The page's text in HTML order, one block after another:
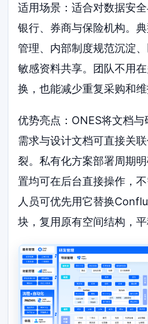
适用场景：适合对数据安
银行、券商与保险机构。
管理、内部制度规范沉淀
敏感资料共享。团队不用
换，也能减少重复采购和维
优势亮点：ONES将文档与
需求与设计文档可直接关
裂。私有化方案部署周期
置均可在后台直接操作，
人员可优先用它替换
块，复用原有空间结构，平